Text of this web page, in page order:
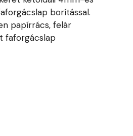
borítással.
papírrács, felár
faforgácslap